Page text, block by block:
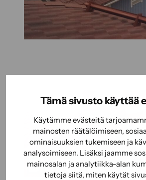
Tämä sivusto käyttää
Käytämme evästeitä
mainosten räätälöimiseen,
ominaisuuksien tukemiseen ja
analysoimiseen. Lisäksi jaamme
mainosalan ja analytiikka-alan
tietoja siitä, miten käytät